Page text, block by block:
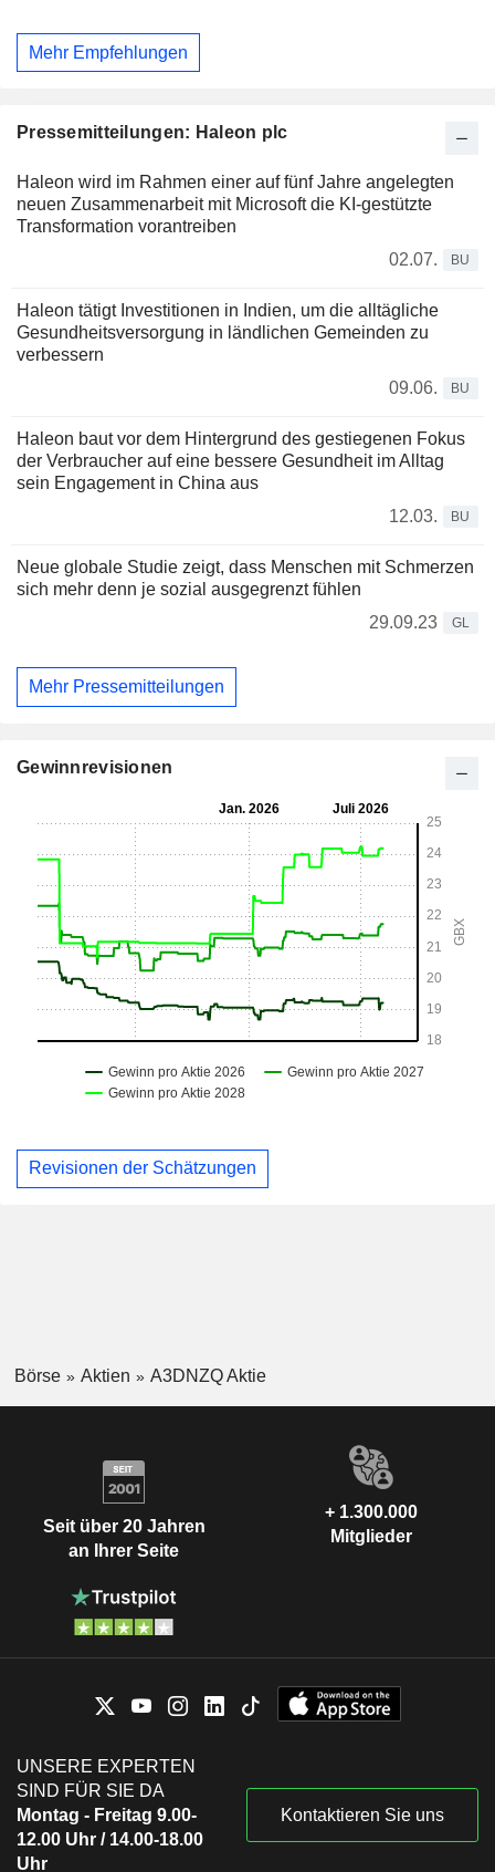
Mehr Empfehlungen
Pressemitteilungen: Haleon plc
Haleon wird im Rahmen einer auf fünf Jahre angelegten
neuen Zusammenarbeit mit Microsoft die KI-gestützte
Transformation vorantreiben
02.07.
BU
Haleon tätigt Investitionen in Indien, um die alltägliche
Gesundheitsversorgung in ländlichen Gemeinden zu
verbessern
09.06.
BU
Haleon baut vor dem Hintergrund des gestiegenen Fokus
der Verbraucher auf eine bessere Gesundheit im Alltag
sein Engagement in China aus
12.03.
BU
Neue globale Studie zeigt, dass Menschen mit Schmerzen
sich mehr denn je sozial ausgegrenzt fühlen
29.09.23
GL
Mehr Pressemitteilungen
Gewinnrevisionen
Revisionen der Schätzungen
Börse Aktien A3DNZQ Aktie
Seit über 20 Jahren
an Ihrer Seite
+ 1.300.000
Mitglieder
UNSERE EXPERTEN
SIND FÜR SIE DA
Montag - Freitag 9.00-
12.00 Uhr / 14.00-18.00
Uhr
Kontaktieren Sie uns